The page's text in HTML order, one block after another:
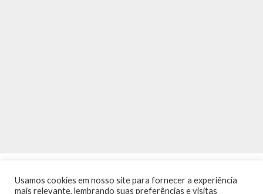
Usamos cookies em nosso site para fornecer a experiência
mais relevante, lembrando suas preferências e visitas